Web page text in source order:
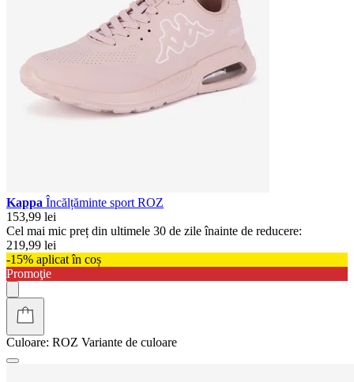
Kappa Încălțăminte sport ROZ
153,99 lei
Cel mai mic preț din ultimele 30 de zile înainte de reducere:
219,99 lei
-15% aplicat în coș
Promoţie
Culoare: ROZ Variante de culoare